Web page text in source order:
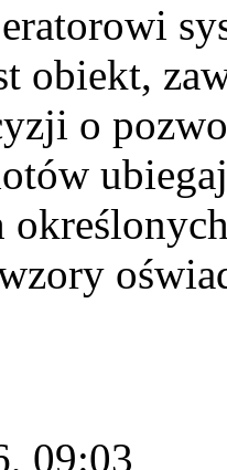
obiekt,
o
09:03